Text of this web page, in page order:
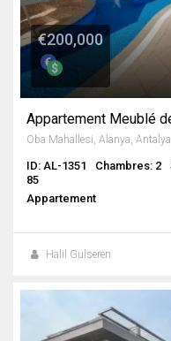
€200,000
Appartement Meublé
ID: AL-1351 Chambres: 2
85
Appartement
Halil Gülseren